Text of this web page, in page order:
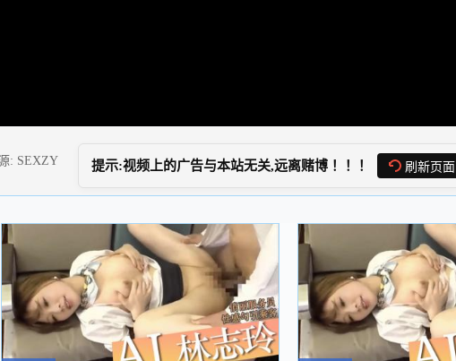
: SEXZY 提示:视频上的广告与本站无关,远离赌博！！！ 刷新页面